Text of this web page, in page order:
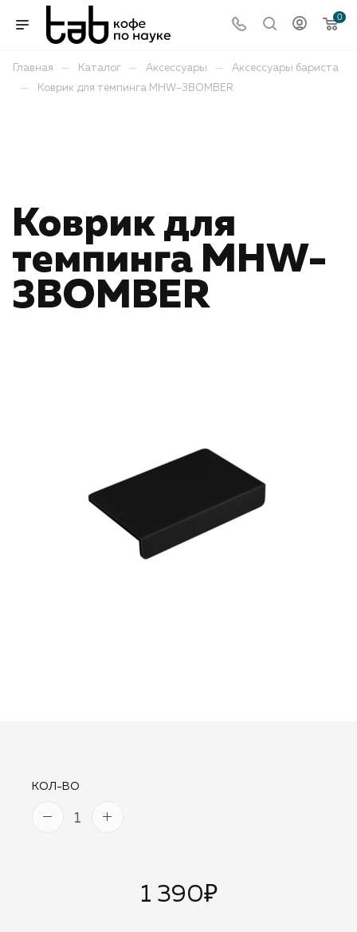
0
Главная — Каталог — Аксессуары — Аксессуары бариста
— Коврик для темпинга MHW-3BOMBER
Коврик для
темпинга MHW-
3BOMBER
КОЛ-ВО
1 390₽